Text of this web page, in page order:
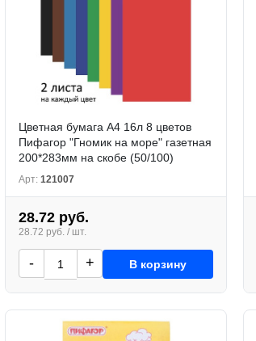
Цветная бумага А4 16л 8 цветов
Пифагор "Гномик на море" газетная
200*283мм на скобе (50/100)
Арт: 121007
28.72 руб.
28.72 руб. / шт.
- + В корзину